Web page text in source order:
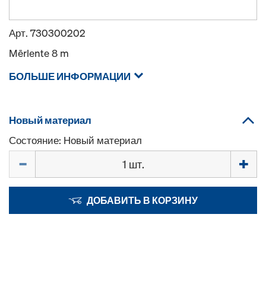
Арт. 730300202
Mērlente 8 m
БОЛЬШЕ ИНФОРМАЦИИ
Новый материал
Состояние: Новый материал
ДОБАВИТЬ В КОРЗИНУ